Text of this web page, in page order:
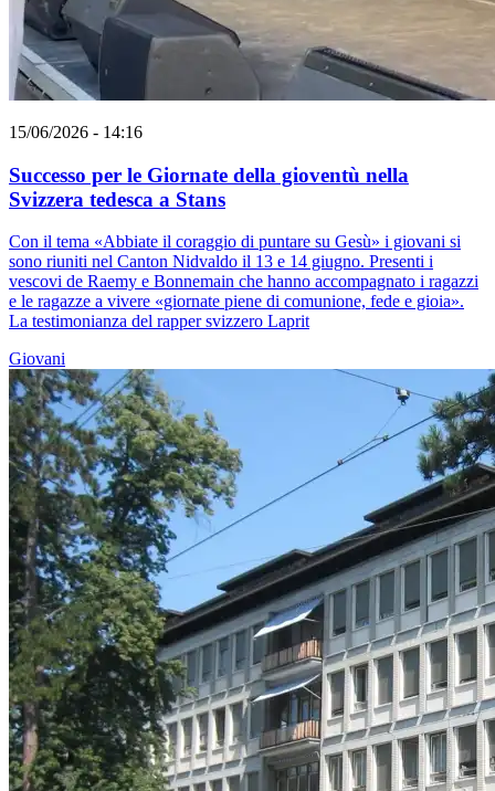
15/06/2026 - 14:16
Successo per le Giornate della gioventù nella
Svizzera tedesca a Stans
Con il tema «Abbiate il coraggio di puntare su Gesù» i giovani si
sono riuniti nel Canton Nidvaldo il 13 e 14 giugno. Presenti i
vescovi de Raemy e Bonnemain che hanno accompagnato i ragazzi
e le ragazze a vivere «giornate piene di comunione, fede e gioia».
La testimonianza del rapper svizzero Laprit
Giovani